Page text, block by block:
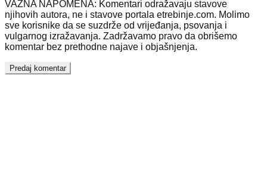
VAŽNA NAPOMENA: Komentari odražavaju stavove
njihovih autora, ne i stavove portala etrebinje.com. Molimo
sve korisnike da se suzdrže od vrijeđanja, psovanja i
vulgarnog izražavanja. Zadržavamo pravo da obrišemo
komentar bez prethodne najave i objašnjenja.